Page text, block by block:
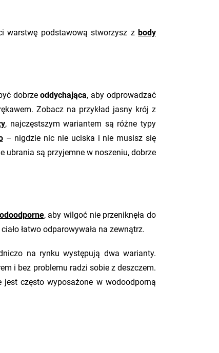
warstwę podstawową stworzysz z body
dobrzeoddychająca, aby odprowadzać
Zobacz na przykład jasny krój z
, najczęstszym wariantem są różne typy
– nigdzie nic nie uciska i nie musisz się
ubrania są przyjemne w noszeniu, dobrze
, aby wilgoć nie przeniknęła do
łatwo odparowywała na zewnątrz.
na rynku występują dwa warianty.
i bez problemu radzi sobie z deszczem.
często wyposażone w wodoodporną